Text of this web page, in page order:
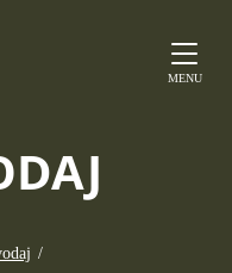
MENU
/